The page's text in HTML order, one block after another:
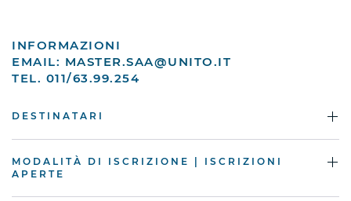
INFORMAZIONI
EMAIL: MASTER.SAA@UNITO.IT
TEL. 011/63.99.254
DESTINATARI
MODALITÀ DI ISCRIZIONE | ISCRIZIONI
APERTE